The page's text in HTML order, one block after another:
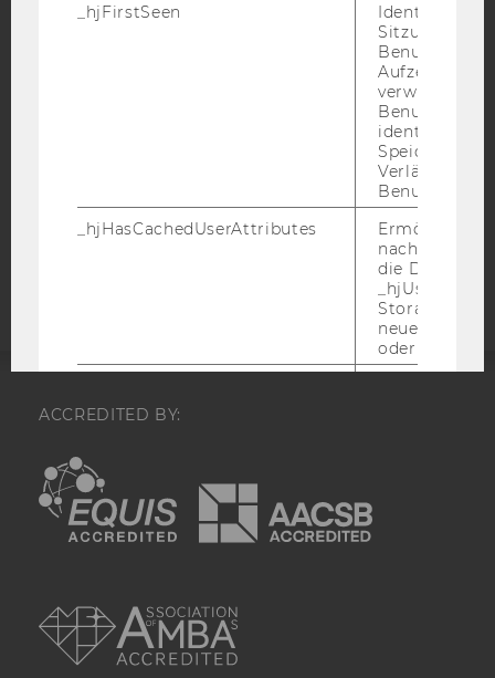
BARRIEREFREIHEITSERKLÄRUNG WEBSEITE
DATENSCHUTZERKLÄRUNG SOCIAL MEDIA
STUDIENBEWERBER*INNEN UND STUDIERENDE
Barrierefreiheitserklärung
ACCREDITED BY:
EQUIS
_hjFirstSeen
Identifiziert
Sitzung eines
Benutzers.
verwendet,
identifizieren.
Verlängert
_hjHasCachedUserAttributes
Ermöglicht
die Daten in
Storage auf
neuesten
oder nicht.
_hjBenutzerAttribute